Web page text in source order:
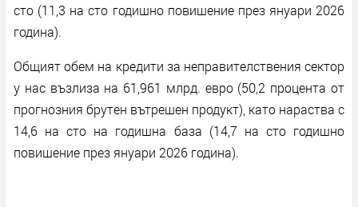
сто (11,3 на сто годишно повишение през януари 2026
година).
Общият обем на кредити за неправителствения сектор
у нас възлиза на 61,961 млрд. евро (50,2 процента от
прогнозния брутен вътрешен продукт), като нараства с
14,6 на сто на годишна база (14,7 на сто годишно
повишение през януари 2026 година).